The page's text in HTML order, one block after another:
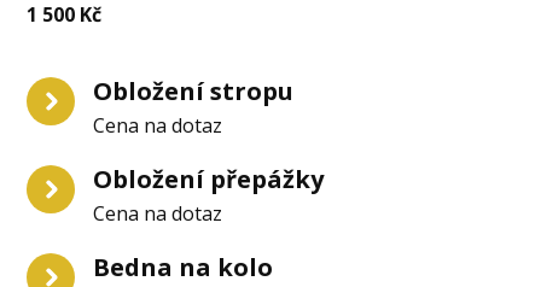
1 500 Kč
Obložení stropu
Cena na dotaz
Obložení přepážky
Cena na dotaz
Bedna na kolo